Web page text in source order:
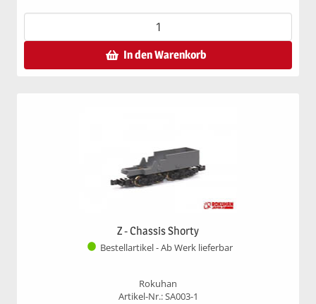
In den Warenkorb
Z - Chassis Shorty
Bestellartikel - Ab Werk lieferbar
Rokuhan
Artikel-Nr.: SA003-1